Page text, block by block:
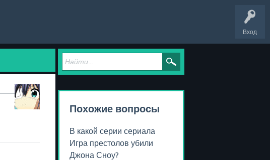
Вход
Похожие вопросы
В какой серии сериала
Игра престолов убили
Джона Сноу?